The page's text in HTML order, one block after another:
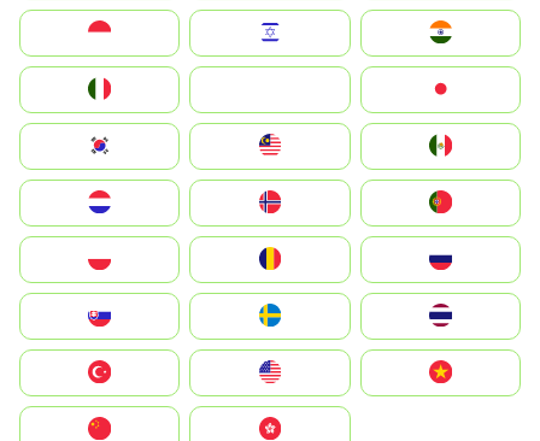
South Korea
United States
中國香港特別行政區